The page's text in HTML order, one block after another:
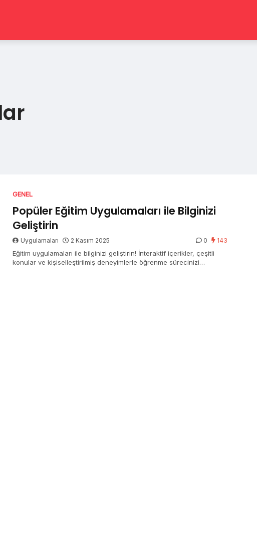
GENEL
Popüler Eğitim Uygulamaları ile Bilginizi
Geliştirin
Uygulamaları 2 Kasım 2025 0 143
Eğitim uygulamaları ile bilginizi geliştirin! İnteraktif içerikler, çeşitli
konular ve kişiselleştirilmiş deneyimlerle öğrenme sürecinizi